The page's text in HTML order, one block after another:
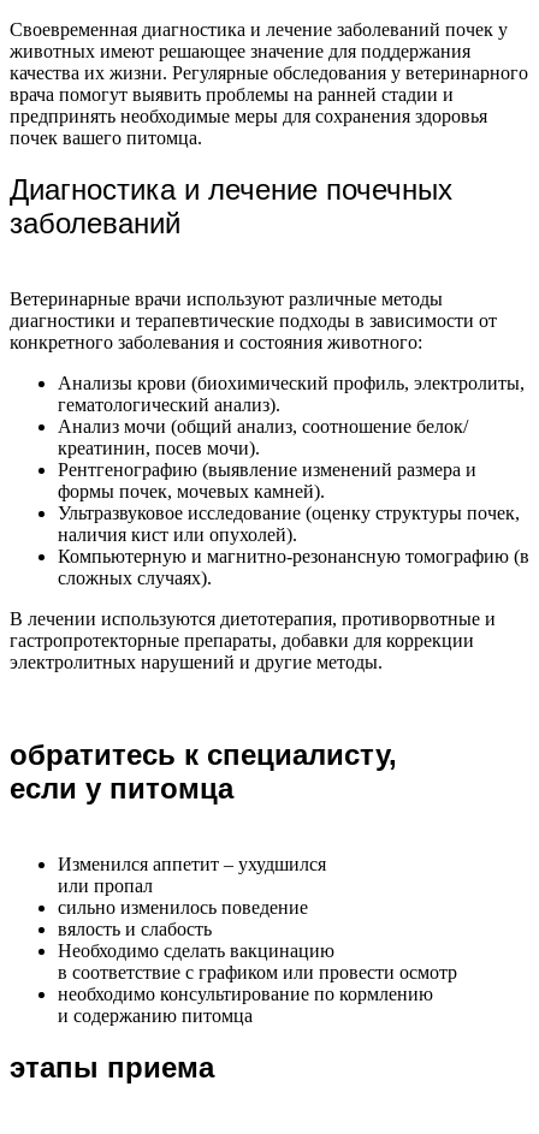
Своевременная диагностика и лечение заболеваний почек у
животных имеют решающее значение для поддержания
качества их жизни. Регулярные обследования у ветеринарного
врача помогут выявить проблемы на ранней стадии и
предпринять необходимые меры для сохранения здоровья
почек вашего питомца.
Диагностика и лечение почечных
заболеваний
Ветеринарные врачи используют различные методы
диагностики и терапевтические подходы в зависимости от
конкретного заболевания и состояния животного:
Анализы крови (биохимический профиль, электролиты,
гематологический анализ).
Анализ мочи (общий анализ, соотношение белок/
креатинин, посев мочи).
Рентгенографию (выявление изменений размера и
формы почек, мочевых камней).
Ультразвуковое исследование (оценку структуры почек,
наличия кист или опухолей).
Компьютерную и магнитно-резонансную томографию (в
сложных случаях).
В лечении используются диетотерапия, противорвотные и
гастропротекторные препараты, добавки для коррекции
электролитных нарушений и другие методы.
обратитесь к специалисту,
если у питомца
Изменился аппетит – ухудшился
или пропал
сильно изменилось поведение
вялость и слабость
Необходимо сделать вакцинацию
в соответствие с графиком или провести осмотр
необходимо консультирование по кормлению
и содержанию питомца
этапы приема